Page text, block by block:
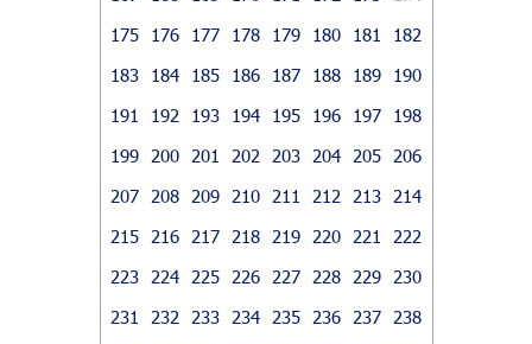
175
176 177 178 179 180 181
182
183
184 185 186 187 188 189
190
191
192 193 194 195 196 197
198
199
200 201 202 203 204 205
206
207
208 209 210 211 212 213
214
215
216 217 218 219 220 221
222
223
224 225 226 227 228 229
230
231
232 233 234 235 236 237
238